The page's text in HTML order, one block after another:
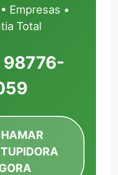
Empresas •
Total
98776-